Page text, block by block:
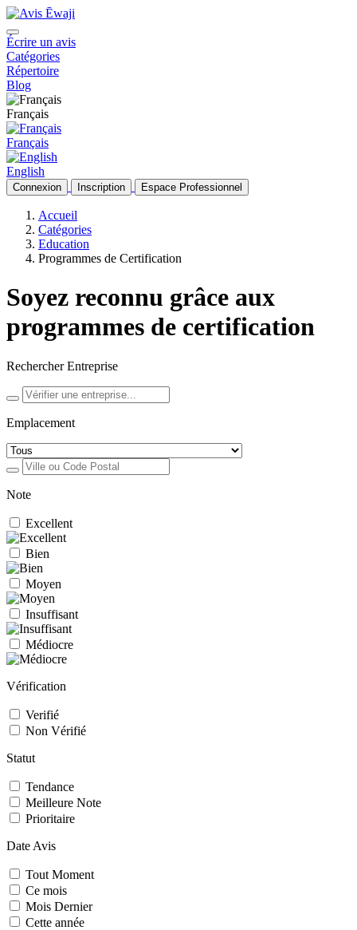
Écrire un avis
Catégories
Répertoire
Blog
Français
Français
English
Connexion Inscription Espace Professionnel
Accueil
Catégories
Education
Programmes de Certification
Soyez reconnu grâce aux
programmes de certification
Rechercher Entreprise
Emplacement
Note
Excellent
Bien
Moyen
Insuffisant
Médiocre
Vérification
Verifié
Non Vérifié
Statut
Tendance
Meilleure Note
Prioritaire
Date Avis
Tout Moment
Ce mois
Mois Dernier
Cette année